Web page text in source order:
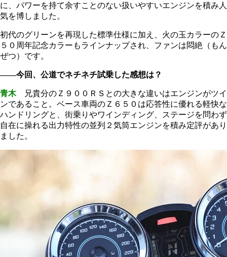
に、パワーを持て余すことのない扱いやすいエンジンを積み人
気を博しました。
初代のグリーンを再現した標準仕様に加え、火の玉カラーのＺ
５０周年記念カラーもラインナップされ、ファンは悶絶（もん
ぜつ）です。
――今回、公道でネチネチ試乗した感想は？
青木兄貴分のＺ９００ＲＳとの大きな違いはエンジンがツイ
ンであること。ベース車両のＺ６５０は応答性に優れる軽快な
ハンドリングと、街乗りやワインディング、ステージを問わず
自在に操れる出力特性の並列２気筒エンジンを積み定評があり
ました。